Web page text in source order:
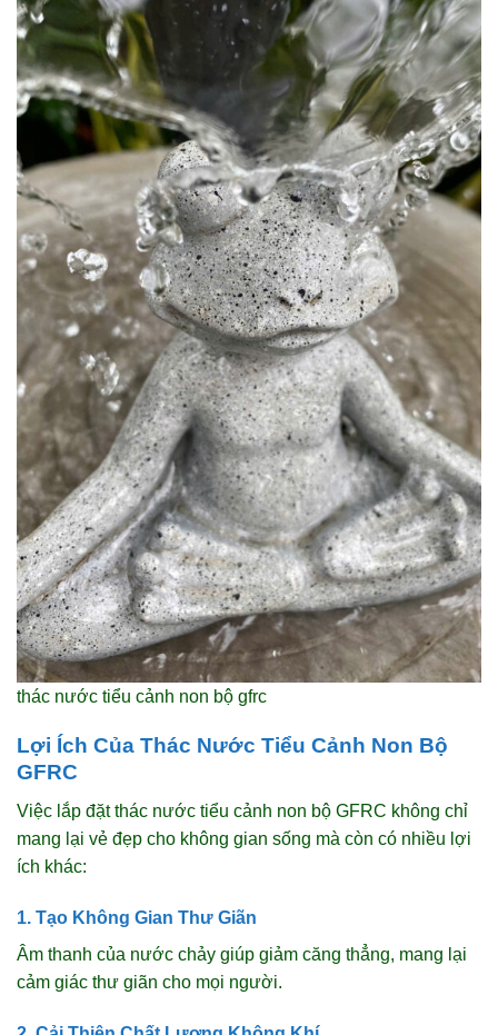
thác nước tiểu cảnh non bộ gfrc
Lợi Ích Của Thác Nước Tiểu Cảnh Non Bộ
GFRC
Việc lắp đặt thác nước tiểu cảnh non bộ GFRC không chỉ
mang lại vẻ đẹp cho không gian sống mà còn có nhiều lợi
ích khác:
1. Tạo Không Gian Thư Giãn
Âm thanh của nước chảy giúp giảm căng thẳng, mang lại
cảm giác thư giãn cho mọi người.